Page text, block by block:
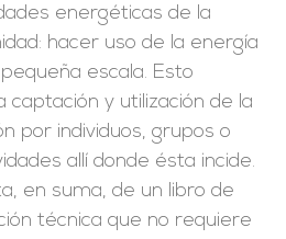
energéticas de la
hacer uso de la energía
escala. Esto
captación y utilización de la
por individuos, grupos o
allí donde ésta incide.
en suma, de un libro de
técnica que no requiere